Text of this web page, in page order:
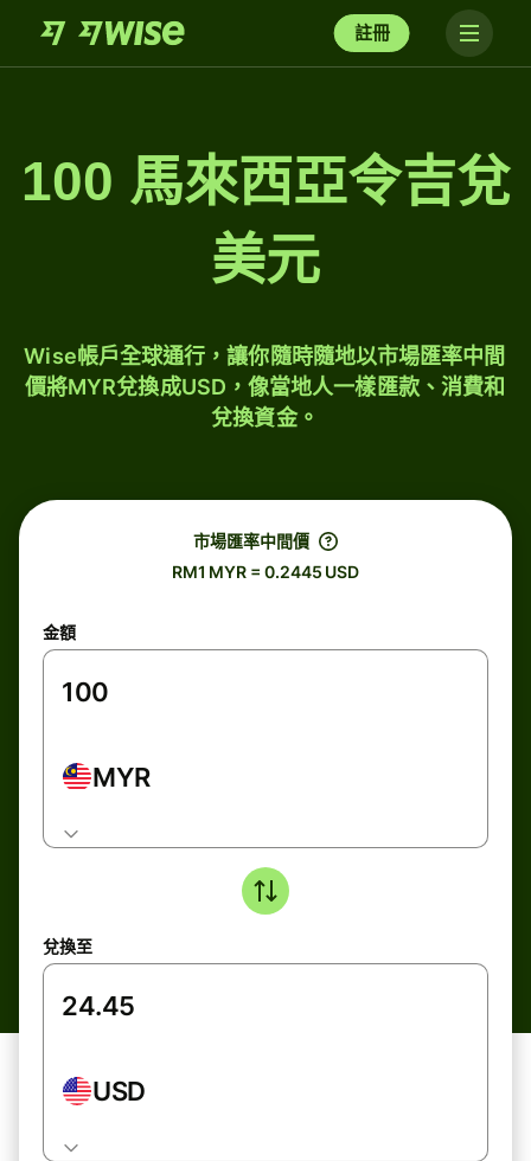
註冊
100 馬來西亞令吉兌
美元
Wise帳戶全球通行，讓你隨時隨地以市場匯率中間
價將MYR兌換成USD，像當地人一樣匯款、消費和
兌換資金。
市場匯率中間價
RM1 MYR = 0.2445 USD
金額
MYR
兌換至
USD